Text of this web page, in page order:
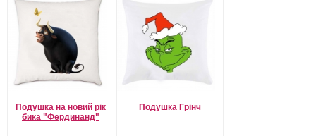
Пароль
Запам'ятати мене
Забули своє Ім’я Користувача?
Зареєструватися
Подушка на новий рік
бика "Фердинанд"
Подушка Грінч